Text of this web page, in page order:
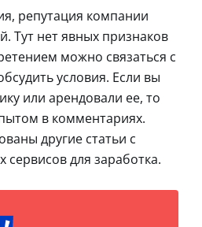
репутация компании
Тут нет явных признаков
можно связаться с
условия. Если вы
или арендовали ее, то
в комментариях.
другие статьи с
для заработка.